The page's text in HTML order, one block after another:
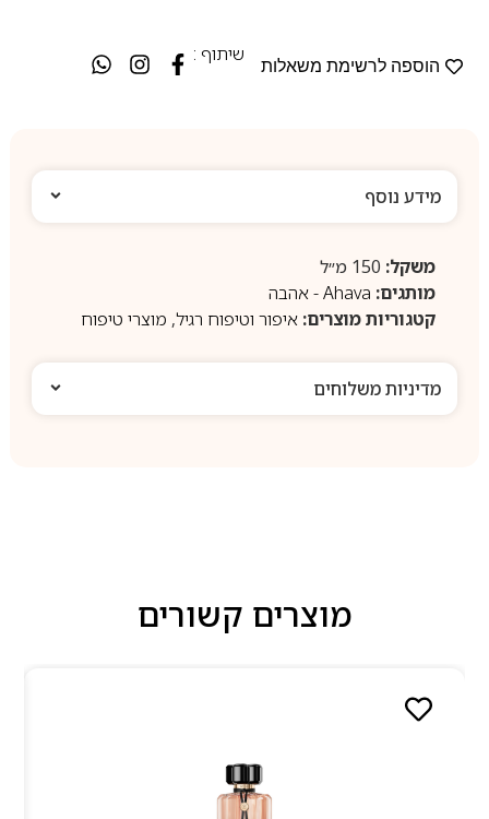
הוספה לרשימת משאלות
שיתוף :
מידע נוסף
משקל:150 מ״ל
מותגים: Ahava - אהבה
קטגוריות מוצרים: איפור וטיפוח רגיל, מוצרי טיפוח
מדיניות משלוחים
מוצרים קשורים